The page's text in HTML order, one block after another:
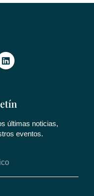
últimas noticias,
eventos.